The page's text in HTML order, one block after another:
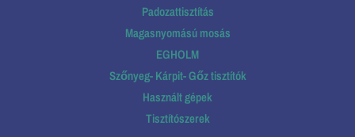
Padozattisztítás
Magasnyomású mosás
EGHOLM
Szőnyeg- Kárpit- Gőz tisztítók
Használt gépek
Tisztítószerek